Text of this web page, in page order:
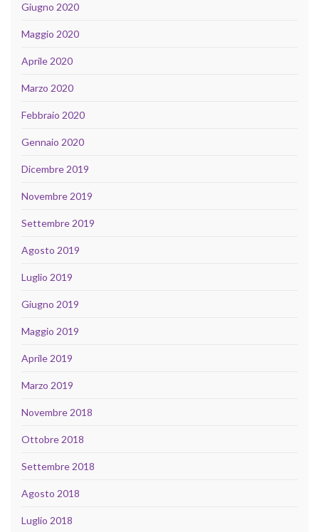
Giugno 2020
Maggio 2020
Aprile 2020
Marzo 2020
Febbraio 2020
Gennaio 2020
Dicembre 2019
Novembre 2019
Settembre 2019
Agosto 2019
Luglio 2019
Giugno 2019
Maggio 2019
Aprile 2019
Marzo 2019
Novembre 2018
Ottobre 2018
Settembre 2018
Agosto 2018
Luglio 2018